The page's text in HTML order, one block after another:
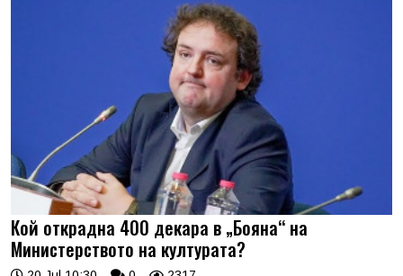
Кой открадна 400 декара в „Бояна“ на
Министерството на културата?